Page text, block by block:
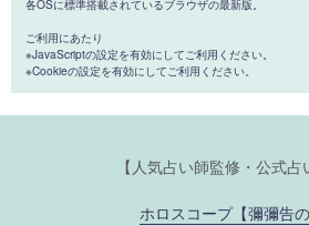
各OSに標準搭載されているブラウザの最新版。
ご利用にあたり
※JavaScriptの設定を有効にしてご利用ください。
※Cookieの設定を有効にしてご利用ください。
【人気占い師監修・公式占
ホロスコープ【彌彌告の